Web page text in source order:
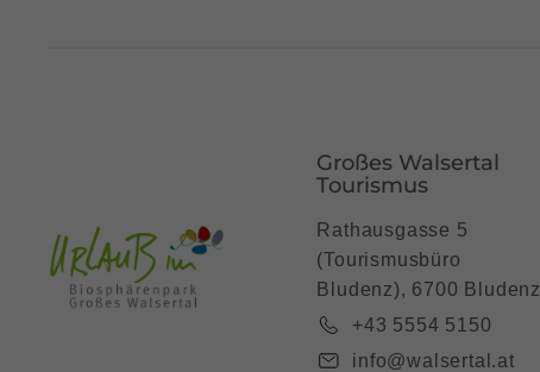
Großes Walsertal
Tourismus
Rathausgasse 5
(Tourismusbüro
Bludenz), 6700 Bludenz
+43 5554 5150
info@walsertal.at